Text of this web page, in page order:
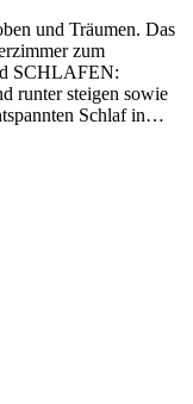
und Träumen. Das
zum
SCHLAFEN:
runter steigen sowie
Schlaf in…